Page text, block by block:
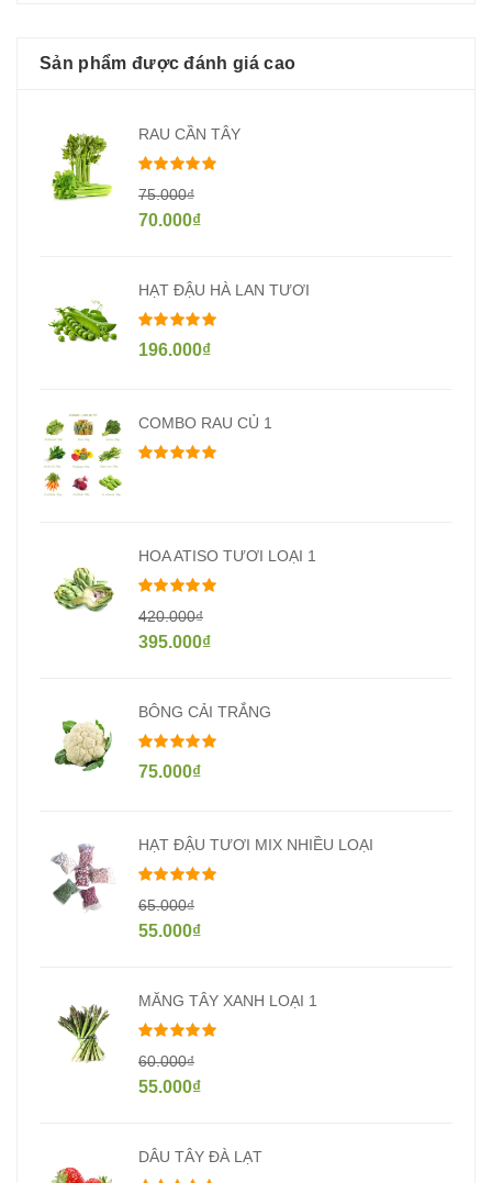
Sản phẩm được đánh giá cao
RAU CẦN TÂY
75.000₫
70.000₫
HẠT ĐẬU HÀ LAN TƯƠI
196.000₫
COMBO RAU CỦ 1
HOA ATISO TƯƠI LOẠI 1
420.000₫
395.000₫
BÔNG CẢI TRẮNG
75.000₫
HẠT ĐẬU TƯƠI MIX NHIỀU LOẠI
65.000₫
55.000₫
MĂNG TÂY XANH LOẠI 1
60.000₫
55.000₫
DÂU TÂY ĐÀ LẠT